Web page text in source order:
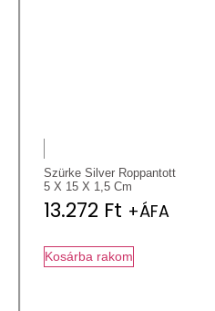
Szürke Silver Roppantott
5 X 15 X 1,5 Cm
13.272 Ft +ÁFA
Kosárba rakom